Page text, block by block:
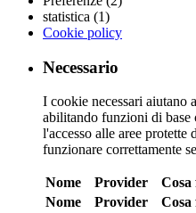
statistica (1)
Cookie policy
Necessario
I cookie necessari aiutano
abilitando funzioni di base
l'accesso alle aree
funzionare correttamente
Nome Provider Cosa
Nome
Provider Cosa